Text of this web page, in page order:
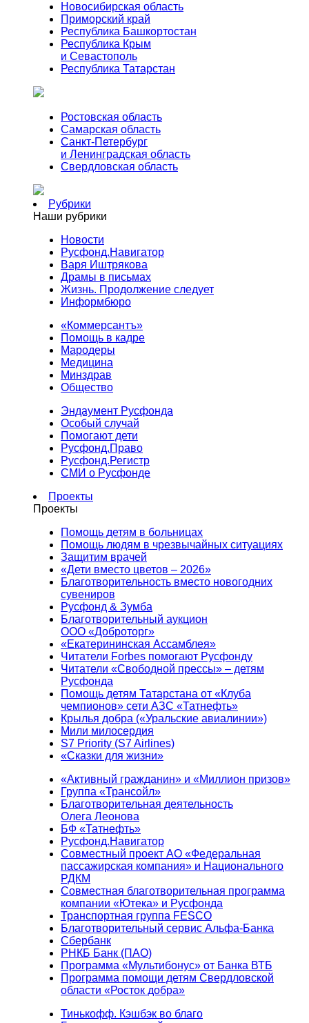
Новосибирская область
Приморский край
Республика Башкортостан
Республика Крым
и Севастополь
Республика Татарстан
Ростовская область
Самарская область
Санкт-Петербург
и Ленинградская область
Свердловская область
Рубрики
Наши рубрики
Новости
Русфонд.Навигатор
Варя Иштрякова
Драмы в письмах
Жизнь. Продолжение следует
Информбюро
«Коммерсантъ»
Помощь в кадре
Мародеры
Медицина
Минздрав
Общество
Эндаумент Русфонда
Особый случай
Помогают дети
Русфонд.Право
Русфонд.Регистр
СМИ о Русфонде
Проекты
Проекты
Помощь детям в больницах
Помощь людям в чрезвычайных ситуациях
Защитим врачей
«Дети вместо цветов – 2026»
Благотворительность вместо новогодних
сувениров
Русфонд & Зумба
Благотворительный аукцион
ООО «Доброторг»
«Екатерининская Ассамблея»
Читатели Forbes помогают Русфонду
Читатели «Свободной прессы» – детям
Русфонда
Помощь детям Татарстана от «Клуба
чемпионов» сети АЗС «Татнефть»
Крылья добра («Уральские авиалинии»)
Мили милосердия
S7 Priority (S7 Airlines)
«Сказки для жизни»
«Активный гражданин» и «Миллион призов»
Группа «Трансойл»
Благотворительная деятельность
Олега Леонова
БФ «Татнефть»
Русфонд.Навигатор
Совместный проект АО «Федеральная
пассажирская компания» и Национального
РДКМ
Совместная благотворительная программа
компании «Ютека» и Русфонда
Транспортная группа FESCO
Благотворительный сервис Альфа-Банка
Сбербанк
РНКБ Банк (ПАО)
Программа «Мультибонус» от Банка ВТБ
Программа помощи детям Свердловской
области «Росток добра»
Тинькофф. Кэшбэк во благо